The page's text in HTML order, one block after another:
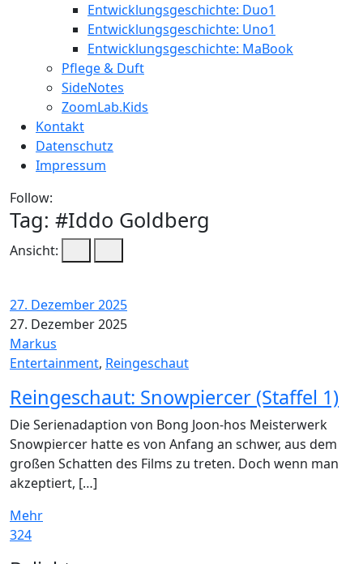
Entwicklungsgeschichte: Duo1
Entwicklungsgeschichte: Uno1
Entwicklungsgeschichte: MaBook
Pflege & Duft
SideNotes
ZoomLab.Kids
Kontakt
Datenschutz
Impressum
Follow:
Tag: #Iddo Goldberg
Ansicht:
27. Dezember 2025
27. Dezember 2025
Markus
Entertainment, Reingeschaut
Reingeschaut: Snowpiercer (Staffel 1)
Die Serienadaption von Bong Joon-hos Meisterwerk
Snowpiercer hatte es von Anfang an schwer, aus dem
großen Schatten des Films zu treten. Doch wenn man
akzeptiert, […]
Mehr
324